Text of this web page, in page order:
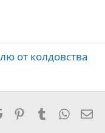
от колдовства
Reddit PinterestTumblr